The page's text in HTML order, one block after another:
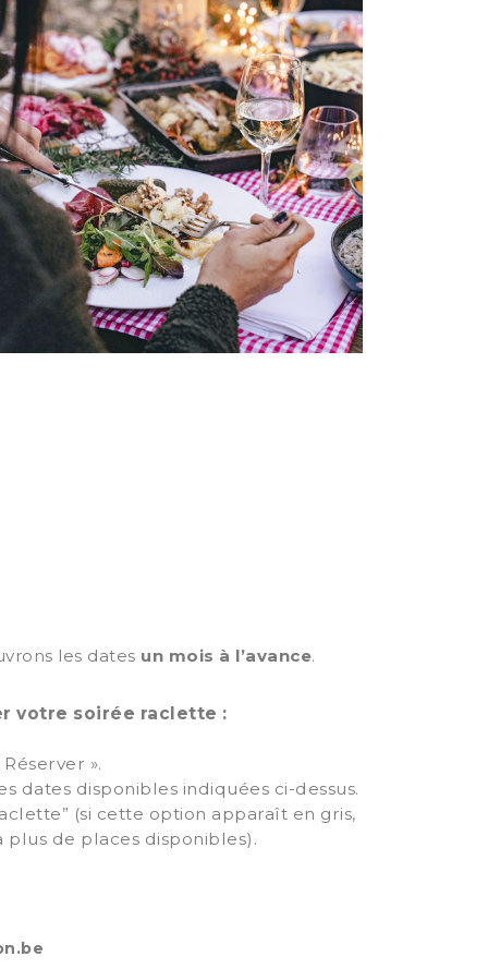
les dates un mois à l’avance.
votre soirée raclette :
».
dates disponibles indiquées ci-dessus.
(si cette option apparaît en gris,
plus de places disponibles).